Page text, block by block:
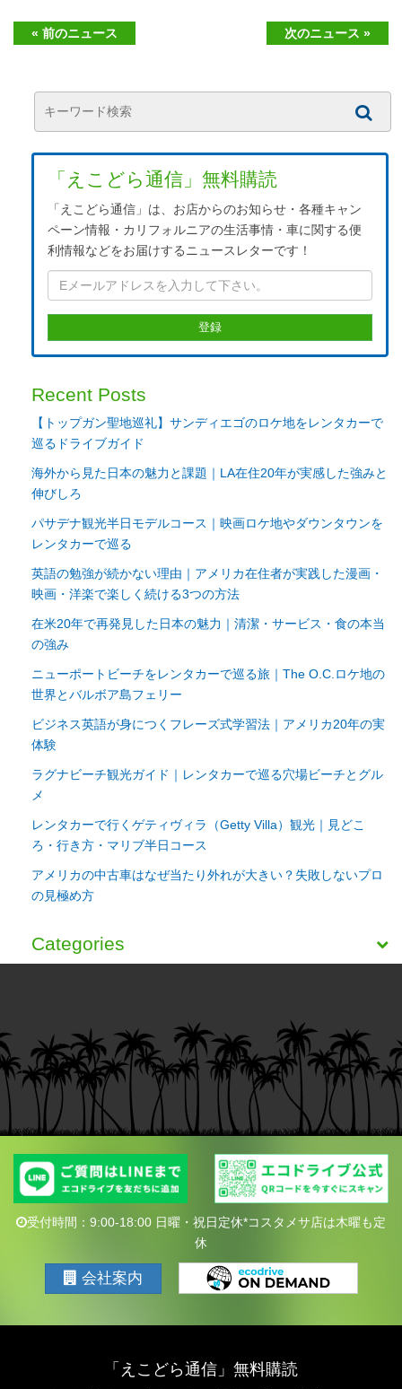
« 前のニュース 次のニュース »
「えこどら通信」無料購読
「えこどら通信」は、お店からのお知らせ・各種キャン
ペーン情報・カリフォルニアの生活事情・車に関する便
利情報などをお届けするニュースレターです！
Recent Posts
【トップガン聖地巡礼】サンディエゴのロケ地をレンタカーで
巡るドライブガイド
海外から見た日本の魅力と課題｜LA在住20年が実感した強みと
伸びしろ
パサデナ観光半日モデルコース｜映画ロケ地やダウンタウンを
レンタカーで巡る
英語の勉強が続かない理由｜アメリカ在住者が実践した漫画・
映画・洋楽で楽しく続ける3つの方法
在米20年で再発見した日本の魅力｜清潔・サービス・食の本当
の強み
ニューポートビーチをレンタカーで巡る旅｜The O.C.ロケ地の
世界とバルボア島フェリー
ビジネス英語が身につくフレーズ式学習法｜アメリカ20年の実
体験
ラグナビーチ観光ガイド｜レンタカーで巡る穴場ビーチとグル
メ
レンタカーで行くゲティヴィラ（Getty Villa）観光｜見どこ
ろ・行き方・マリブ半日コース
アメリカの中古車はなぜ当たり外れが大きい？失敗しないプロ
の見極め方
Categories
受付時間：9:00-18:00 日曜・祝日定休*コスタメサ店は木曜も定
休
会社案内
「えこどら通信」無料購読